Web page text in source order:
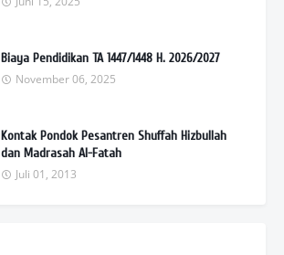
Biaya Pendidikan TA 1447/1448 H. 2026/2027
November 06, 2025
Kontak Pondok Pesantren Shuffah Hizbullah
dan Madrasah Al-Fatah
Juli 01, 2013